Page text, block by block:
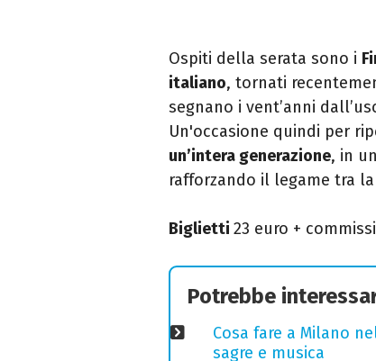
Ospiti della serata sono i
italiano, tornati
segnano i vent’anni
Un'occasione quindi per
un’intera generazione, in
rafforzando il legame tra
Biglietti 23 euro +
Potrebbe
Cosa fare a Milano
sagre e musica